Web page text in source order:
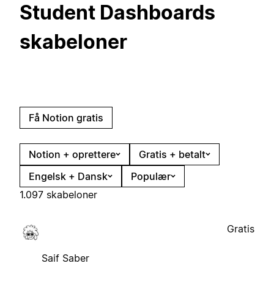
Student Dashboards
skabeloner
Få Notion gratis
Notion + oprettere
Gratis + betalt
Engelsk + Dansk
Populær
1.097 skabeloner
Saif Saber
Gratis